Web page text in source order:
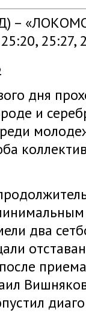
–
25:27,
дня
и
два